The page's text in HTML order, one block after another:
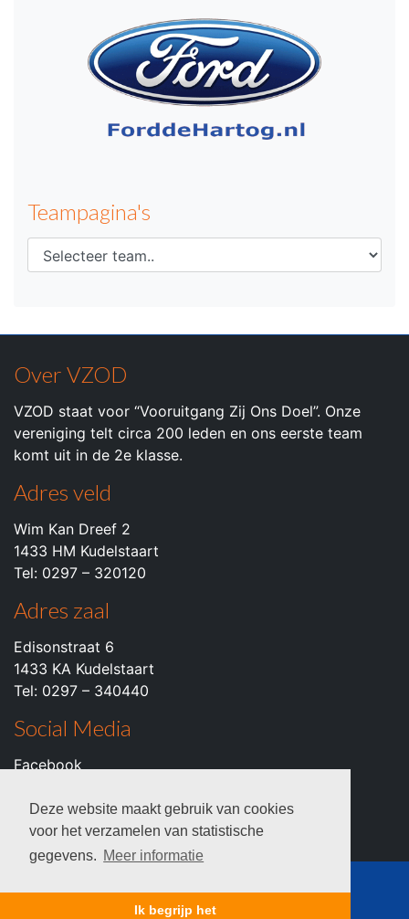
Deze website maakt gebruik van cookies
voor het verzamelen van statistische
gegevens. Meer informatie
Ik begrijp het
Teampagina's
Over VZOD
VZOD staat voor “Vooruitgang Zij Ons Doel”. Onze
vereniging telt circa 200 leden en ons eerste team
komt uit in de 2e klasse.
Adres veld
Wim Kan Dreef 2
1433 HM Kudelstaart
Tel: 0297 – 320120
Adres zaal
Edisonstraat 6
1433 KA Kudelstaart
Tel: 0297 – 340440
Social Media
Facebook
Youtube